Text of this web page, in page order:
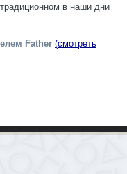
в наши дни
Father (смотреть